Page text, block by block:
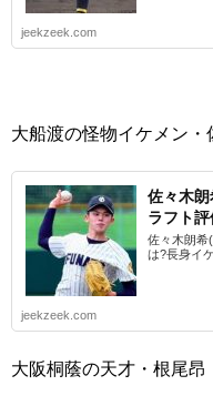
jeekzeek.com
大船渡の怪物イケメン・
佐々木
ラフト
佐々木朗希
は?長身イ
jeekzeek.com
大阪桐蔭の天才・根尾昂